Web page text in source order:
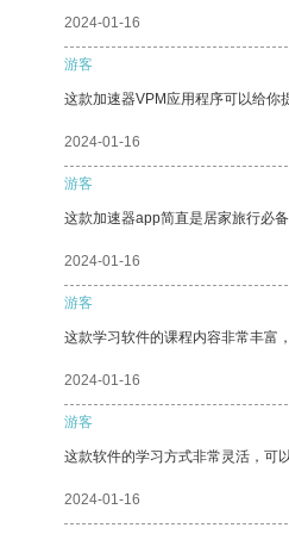
2024-01-16
游客
这款加速器VPM应用程序可以给你
2024-01-16
游客
这款加速器app简直是居家旅行必
2024-01-16
游客
这款学习软件的课程内容非常丰富
2024-01-16
游客
这款软件的学习方式非常灵活，可
2024-01-16